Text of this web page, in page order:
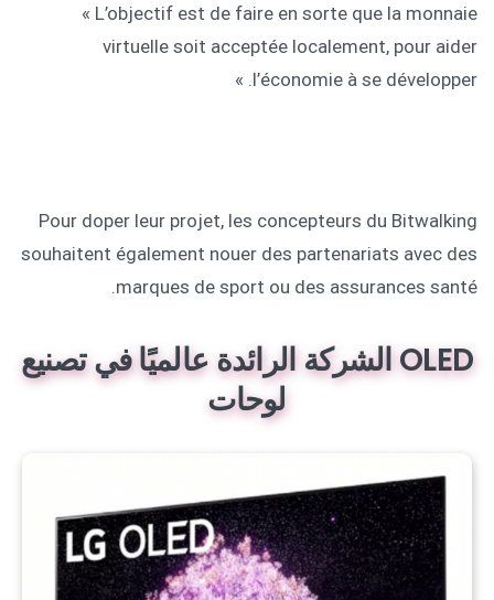
« L’objectif est de faire en sorte que la monnaie
virtuelle soit acceptée localement, pour aider
l’économie à se développer. »
Pour doper leur projet, les concepteurs du Bitwalking
souhaitent également nouer des partenariats avec des
marques de sport ou des assurances santé.
OLED الشركة الرائدة عالميًا في تصنيع
لوحات